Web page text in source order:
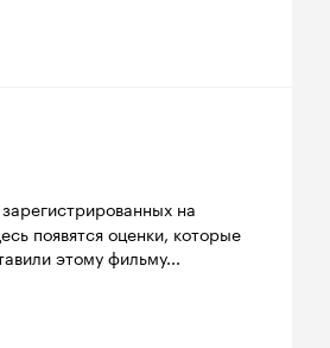
на
появятся оценки, которые
этому фильму...